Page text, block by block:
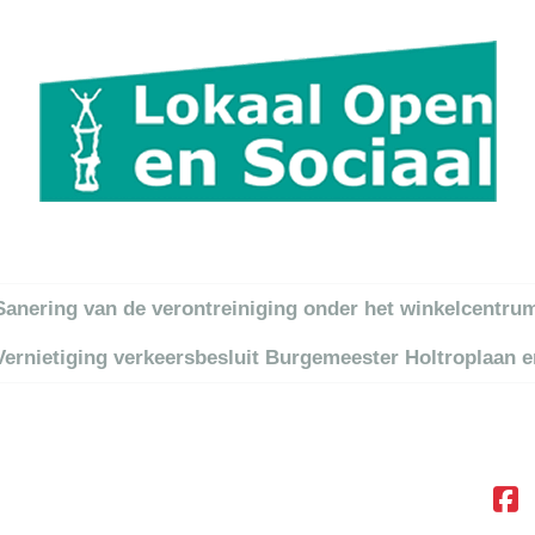
van de verontreiniging onder het
verkeersbesluit Burgemeester Holtroplaan